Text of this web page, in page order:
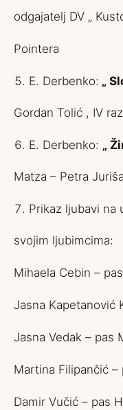
odgajatelj DV „
Pointera
E. Derbenko: „
Gordan Tolić , IV
E. Derbenko: „
Matza – Petra
Prikaz ljubavi na
svojim ljubimcima:
Mihaela Cebin –
Jasna Kapetanović
Jasna Vedak – pas
Martina Filipančić –
Damir Vučić – pas